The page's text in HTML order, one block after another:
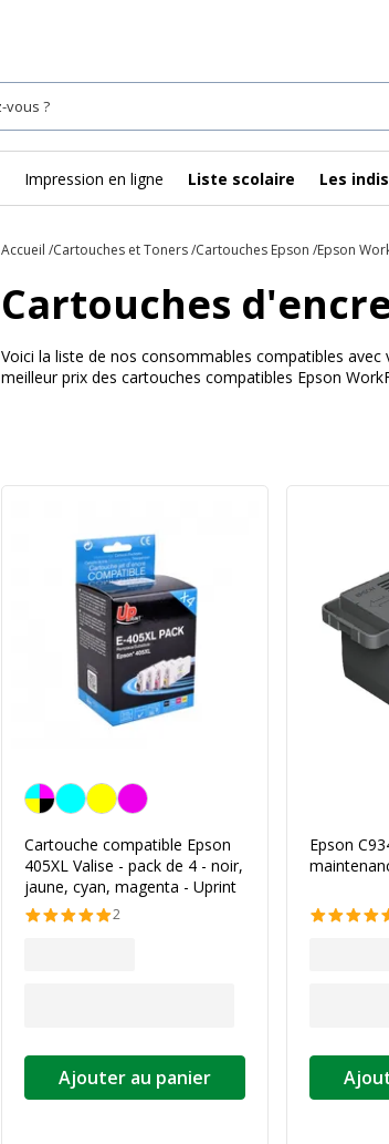
Impression en ligne Liste scolaire Les
Accueil Cartouches et Toners Cartouches Epson Epson
Cartouches
Voici la liste de nos consommables compatibles
meilleur prix des cartouches compatibles Epson
Noir/cyan/magenta/jaune
Cartouche compatible Epson
405XL Valise - pack de 4 - noir,
jaune, cyan, magenta - Uprint
2
Ajouter au panier
Epson